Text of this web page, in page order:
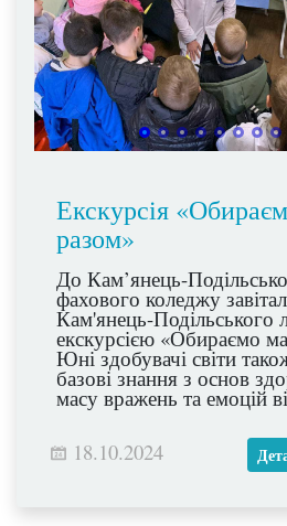
Екскурсія
разом»
До Кам’янець-
фахового коледжу
Кам'янець-Подільського
екскурсією «Обираємо
Юні здобувачі світи
базові знання з основ
масу вражень та емоцій
18.10.2024